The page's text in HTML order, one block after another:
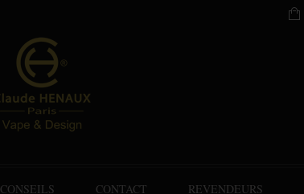
CONSEILS CONTACT REVENDEURS